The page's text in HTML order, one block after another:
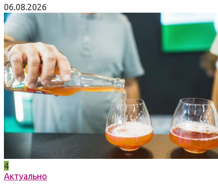
06.08.2026
4
Актуально